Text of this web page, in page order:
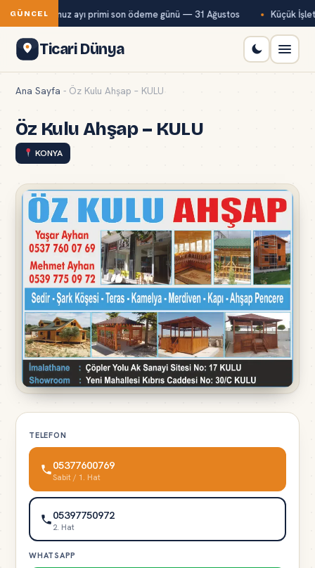
GÜNCEL
Kur temmuz ayı primi son ödeme günü — 31 Ağustos Küçük
Ticari Dünya
Ana Sayfa - Öz Kulu Ahşap – KULU
Öz Kulu Ahşap – KULU
KONYA
TELEFON
05377600769
Sabit / 1. Hat
05397750972
2. Hat
WHATSAPP